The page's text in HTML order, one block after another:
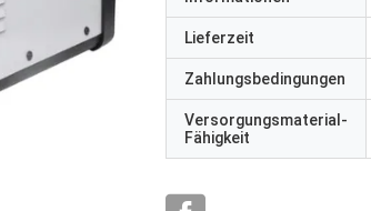
Lieferzeit
Zahlungsbedingungen
Versorgungsmaterial-
Fähigkeit